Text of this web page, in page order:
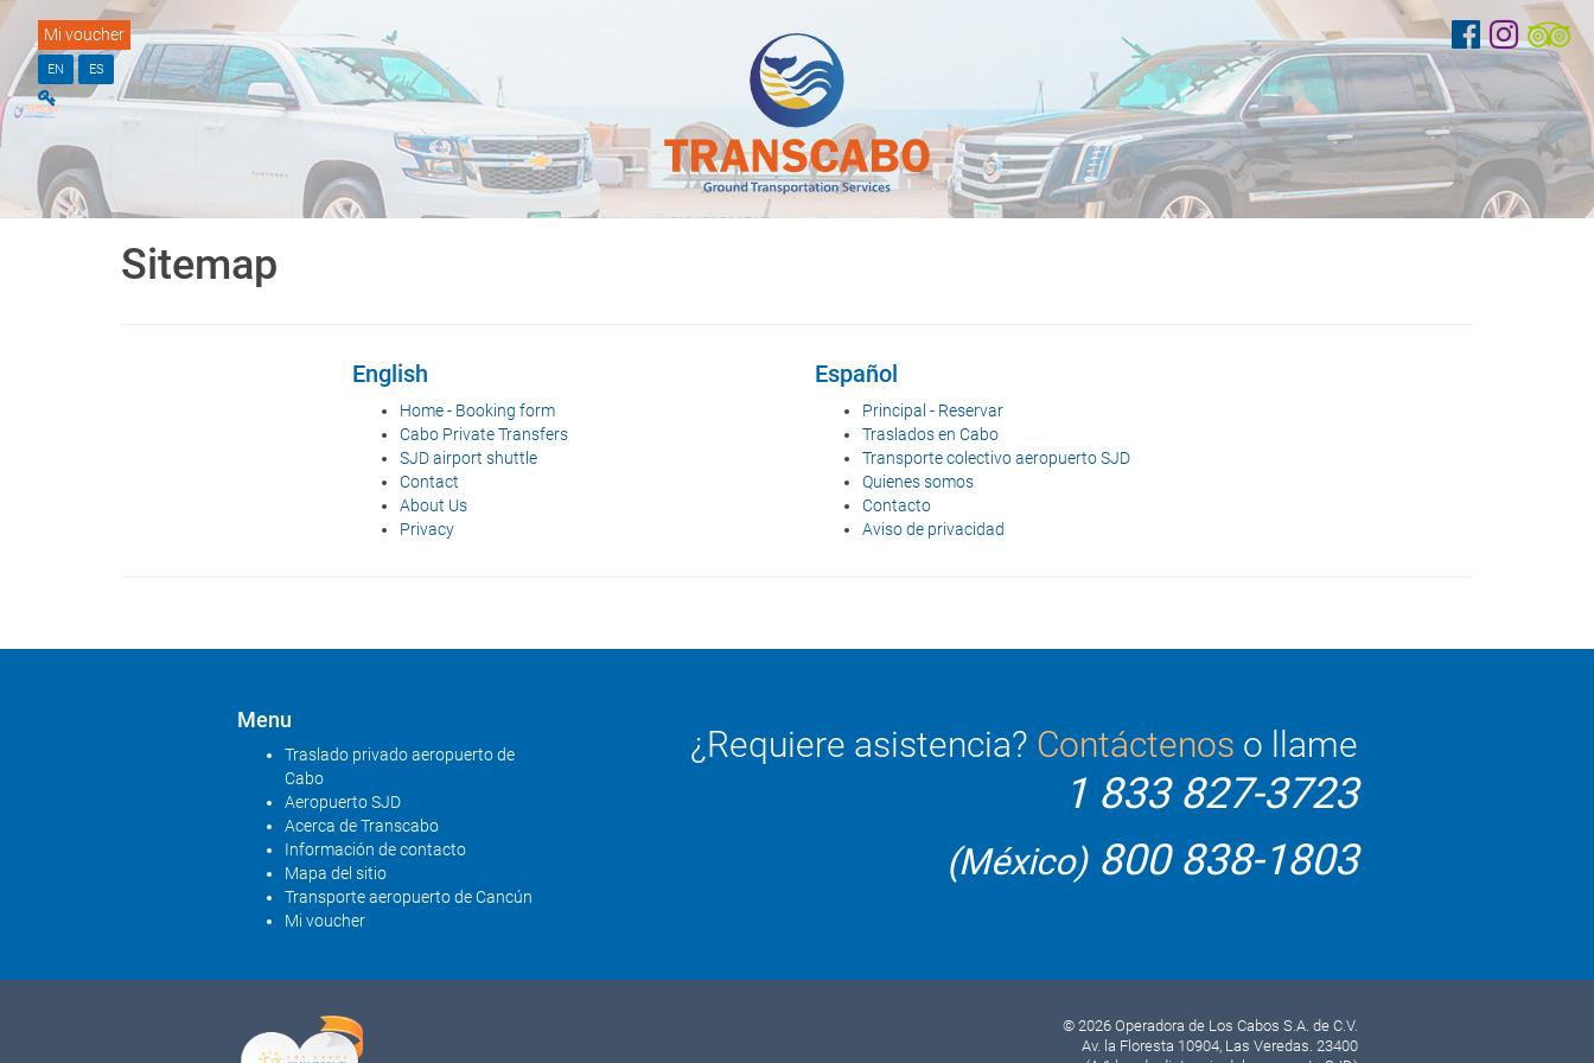
Mi voucher
EN ES
Sitemap
English
Home - Booking form
Cabo Private Transfers
SJD airport shuttle
Contact
About Us
Privacy
Español
Principal - Reservar
Traslados en Cabo
Transporte colectivo aeropuerto SJD
Quienes somos
Contacto
Aviso de privacidad
Menu
Traslado privado aeropuerto de
Cabo
Aeropuerto SJD
Acerca de Transcabo
Información de contacto
Mapa del sitio
Transporte aeropuerto de Cancún
Mi voucher
¿Requiere asistencia? Contáctenos o llame
1 833 827-3723
(México)800 838-1803
© 2026 Operadora de Los Cabos S.A. de C.V.
Av. la Floresta 10904, Las Veredas. 23400